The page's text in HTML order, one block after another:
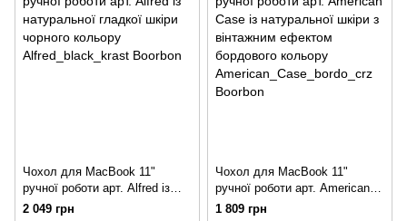
Чохол для MacBook 11"
ручної роботи арт. Alfred із
натуральної гладкої шкіри
2 049 грн
Чохол для MacBook 11"
ручної роботи арт. American
Сase із натуральної шкіри з
1 809 грн